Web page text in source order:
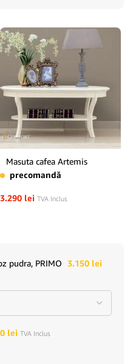
Masuta cafea Artemis
precomandă
3.290 lei TVA Inclus
pudra, PRIMO 3.150 lei
lei TVA Inclus